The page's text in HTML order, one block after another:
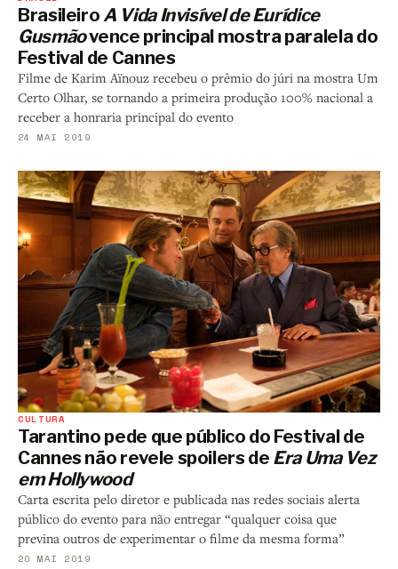
BrasileiroA Vida Invisível de Eurídice
Gusmãovence principal mostra paralela do
Festival de Cannes
Filme de Karim Aïnouz recebeu o prêmio do júri na mostra Um
Certo Olhar, se tornando a primeira produção 100% nacional a
receber a honraria principal do evento
24 MAI 2019
CULTURA
Tarantino pede que público do Festival de
Cannes não revele spoilers de Era Uma Vez
em Hollywood
Carta escrita pelo diretor e publicada nas redes sociais alerta
público do evento para não entregar “qualquer coisa que
previna outros de experimentar o filme da mesma forma”
20 MAI 2019